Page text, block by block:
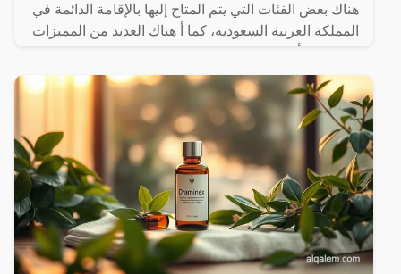
هناك بعض الفئات التي يتم المتاح إليها بالإقامة الدائمة في
المملكة العربية السعودية، كما أ هناك العديد من المميزات